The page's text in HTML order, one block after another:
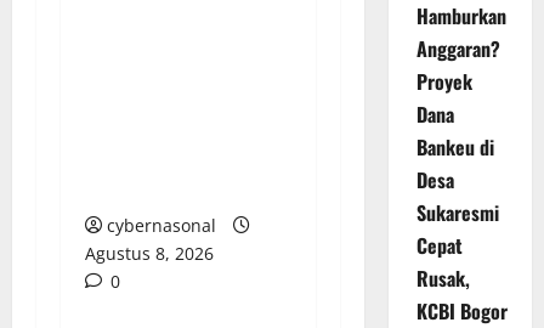
cybernasonal
Agustus 8, 2026
0
Hamburkan
Anggaran?
Proyek
Dana
Bankeu di
Desa
Sukaresmi
Cepat
Rusak,
KCBI Bogor